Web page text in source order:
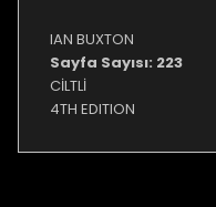
IAN BUXTON
Sayfa Sayısı: 223
CİLTLİ
4TH EDITION